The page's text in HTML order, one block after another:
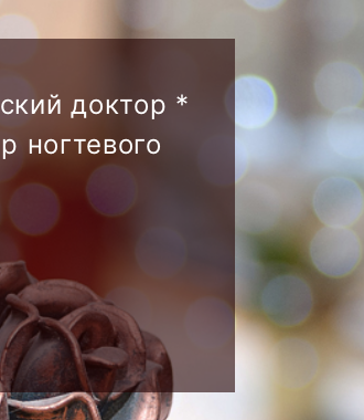
доктор *
ногтевого